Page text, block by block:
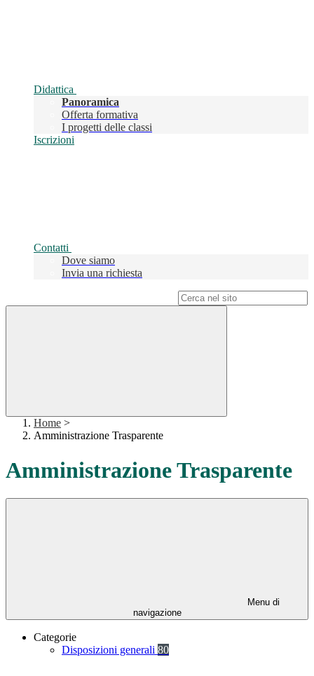
Didattica
Panoramica
Offerta formativa
I progetti delle classi
Iscrizioni
Contatti
Dove siamo
Invia una richiesta
Home >
Amministrazione Trasparente
Amministrazione Trasparente
Menu di
navigazione
Categorie
Disposizioni generali 80